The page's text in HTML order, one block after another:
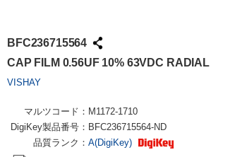
BFC236715564
CAP FILM 0.56UF 10% 63VDC RADIAL
VISHAY
マルツコード： M1172-1710
DigiKey製品番号： BFC236715564-ND
品質ランク： A(DigiKey)